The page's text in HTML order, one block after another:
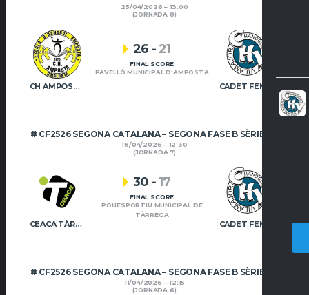
25/04/2026
13:00
(JORNADA 8)
CH AMPOSTA – CADET FEMENÍ
26 - 21
FINAL SCORE
PAVELLÓ MUNICIPAL D'AMPOSTA
# CF2526 SEGONA CATALANA – SEGONA FASE B SÈRIE A-1
18/04/2026
12:30
(JORNADA 7)
CEACA TÀRREGA – CADET FEMENÍ VERD
30 -17
FINAL SCORE
POLIESPORTIU MUNICIPAL DE
TÀRREGA
# CF2526 SEGONA CATALANA – SEGONA FASE B SÈRIE A-1
11/04/2026
12:15
(JORNADA 6)